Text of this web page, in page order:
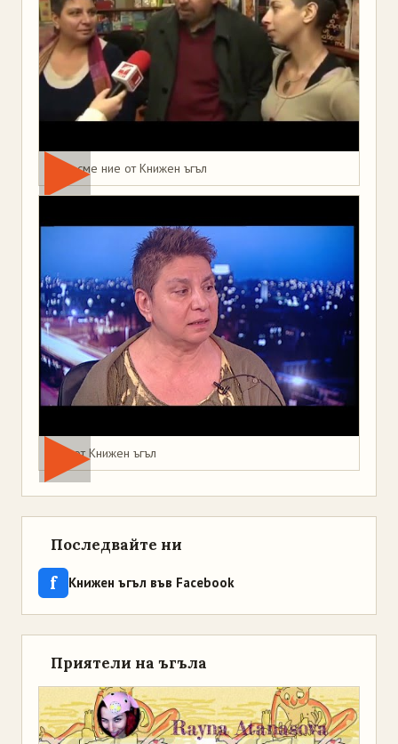
Това сме ние от Книжен ъгъл
Мая от Книжен ъгъл
Последвайте ни
f Книжен ъгъл във Facebook
Приятели на ъгъла